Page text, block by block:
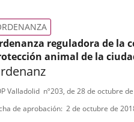
reguladora de la
animal de la
Valladolid nº203, de 28 de octubre
de aprobación 2 de octubre de